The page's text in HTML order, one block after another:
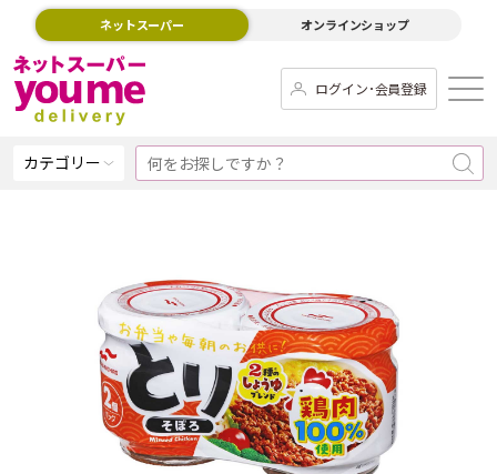
ネットスーパー オンラインショップ
ログイン･会員登録
カテゴリー